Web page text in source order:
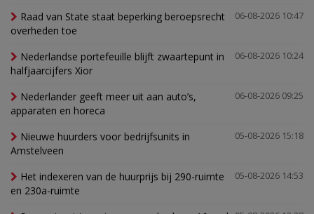
06-08-2026 10:47
Raad van State staat beperking beroepsrecht
overheden toe
06-08-2026 10:24
Nederlandse portefeuille blijft zwaartepunt in
halfjaarcijfers Xior
06-08-2026 09:25
Nederlander geeft meer uit aan auto’s,
apparaten en horeca
05-08-2026 15:18
Nieuwe huurders voor bedrijfsunits in
Amstelveen
05-08-2026 14:53
Het indexeren van de huurprijs bij 290-ruimte
en 230a-ruimte